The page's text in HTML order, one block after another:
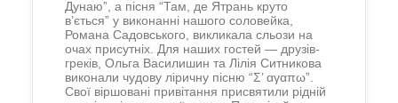
Дунаю”, а пісня “Там, де Ятрань круто
в’ється” у виконанні нашого соловейка,
Романа Садовського, викликала сльози на
очах присутніх. Для наших гостей — друзів-
греків, Ольга Василишин та Лілія Ситникова
виконали чудову ліричну пісню “Σ’ αγαπω”.
Свої віршовані привітання присвятили рідній